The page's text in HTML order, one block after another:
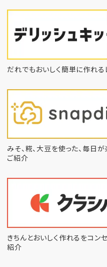
だれでもおいしく簡単に作れる
みそ、糀、大豆を使った、毎日
ご紹介
きちんとおいしく作れるをコンセ
紹介